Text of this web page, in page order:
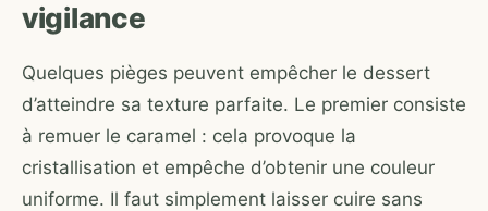
vigilance
Quelques pièges peuvent empêcher le dessert
d’atteindre sa texture parfaite. Le premier consiste
à remuer le caramel : cela provoque la
cristallisation et empêche d’obtenir une couleur
uniforme. Il faut simplement laisser cuire sans